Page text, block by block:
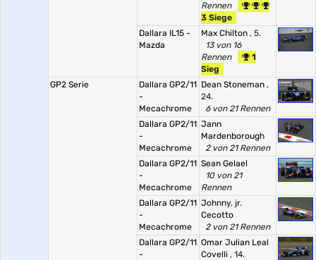
Rennen
3 Siege
Dallara IL15 -
Mazda
Max Chilton , 5.
13 von 16
Rennen
1
Sieg
GP2 Serie
Dallara GP2/11
-
Mecachrome
Dean Stoneman ,
24.
6 von 21 Rennen
Dallara GP2/11
-
Mecachrome
Jann
Mardenborough
2 von 21 Rennen
Dallara GP2/11
-
Mecachrome
Sean Gelael
10 von 21
Rennen
Dallara GP2/11
-
Mecachrome
Johnny, jr.
Cecotto
2 von 21 Rennen
Dallara GP2/11
-
Omar Julian Leal
Covelli , 14.